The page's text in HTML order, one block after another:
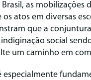
as mobilizações
atos em diversas
que a
indiginação social
um caminho em
especialmente